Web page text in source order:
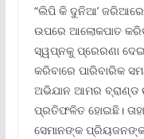
“ଲିପି କି ଦୁନିଆ’
ଉପରେ ଆଲୋକପାତ
ସ୍ୱପ୍ନକୁ ପ୍ରେରଣା
କରିବାରେ ପାରିବାରିକ
ଅଭିଯାନ ଆମର ବ୍ରାଣ୍ଡ
ପ୍ରତିଫଳିତ ହୋଇଛି।
ସେମାନଙ୍କ